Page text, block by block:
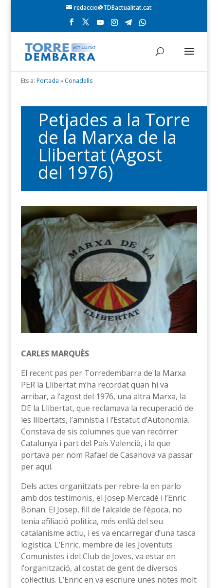
redaccio@TDBactualitat.cat
Ets a: Portada » Conadells
Petjades a la Torre
de la Marxa de la
Llibertat (Agost
del 1976)
CARLES MARQUÈS
El recent pas per Torredembarra de la Marxa
PER la Llibertat m’ha recordat quan hi va
arribar, a l’agost del 1976, una altra Marxa, la
DE la Llibertat, que reclamava la recuperació de
les llibertats, l’amnistia i l’Estatut d’Autonomia.
Constava de sis columnes que van recórrer
Catalunya i part del País Valencià, i la que
portava per nom Rafael de Casanova va passar
per aquí.
Dels actes organitzats per rebre-la en parlo
amb dos testimonis, el Josep Mercadé i l’Enric
Bonan. El Josep, fill de l’alcalde de l’època, no
tenia afiliació política, més enllà del seu
catalanisme actiu, i es va encarregar d’una tasca
logística. L’Enric, membre de les Joventuts
Comunistes i del Club de Joves, va estar en
l’organització, al costat de gent de diversos
col·lectius. L’Enric en va escriure unes notes molt